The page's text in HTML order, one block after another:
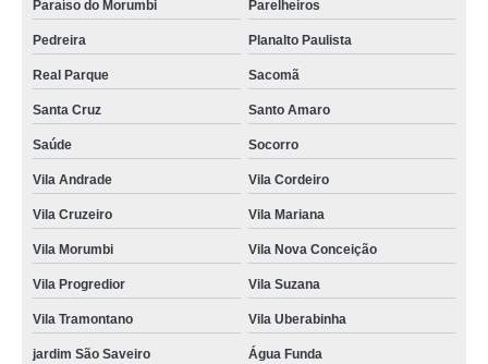
Paraíso do Morumbi Parelheiros
Pedreira Planalto Paulista
Real Parque Sacomã
Santa Cruz Santo Amaro
Saúde Socorro
Vila Andrade Vila Cordeiro
Vila Cruzeiro Vila Mariana
Vila Morumbi Vila Nova Conceição
Vila Progredior Vila Suzana
Vila Tramontano Vila Uberabinha
jardim São Saveiro
Água Funda